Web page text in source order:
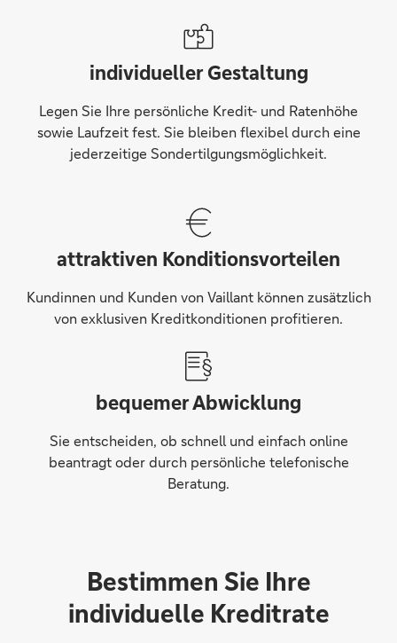
individueller Gestaltung
Legen Sie Ihre persönliche Kredit- und Ratenhöhe
sowie Laufzeit fest. Sie bleiben flexibel durch eine
jederzeitige Sondertilgungsmöglichkeit.
attraktiven Konditionsvorteilen
Kundinnen und Kunden von Vaillant können zusätzlich
von exklusiven Kreditkonditionen profitieren.
bequemer Abwicklung
Sie entscheiden, ob schnell und einfach online
beantragt oder durch persönliche telefonische
Beratung.
Bestimmen Sie Ihre
individuelle Kreditrate